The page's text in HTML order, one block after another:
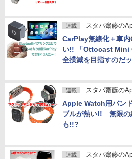
連載 スタパ齋藤の
CarPlay無線化＋車
い!! 「Ottocast Mini
全撲滅を目指すのだ
連載 スタパ齋藤の
Apple Watch用バン
ブルが熱い!! 無限の
も!!?
連載 スタパ齋藤の